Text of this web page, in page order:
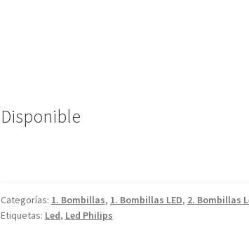
Disponible
Categorías: 1. Bombillas, 1. Bombillas LED, 2. Bombillas
Etiquetas: Led, Led Philips